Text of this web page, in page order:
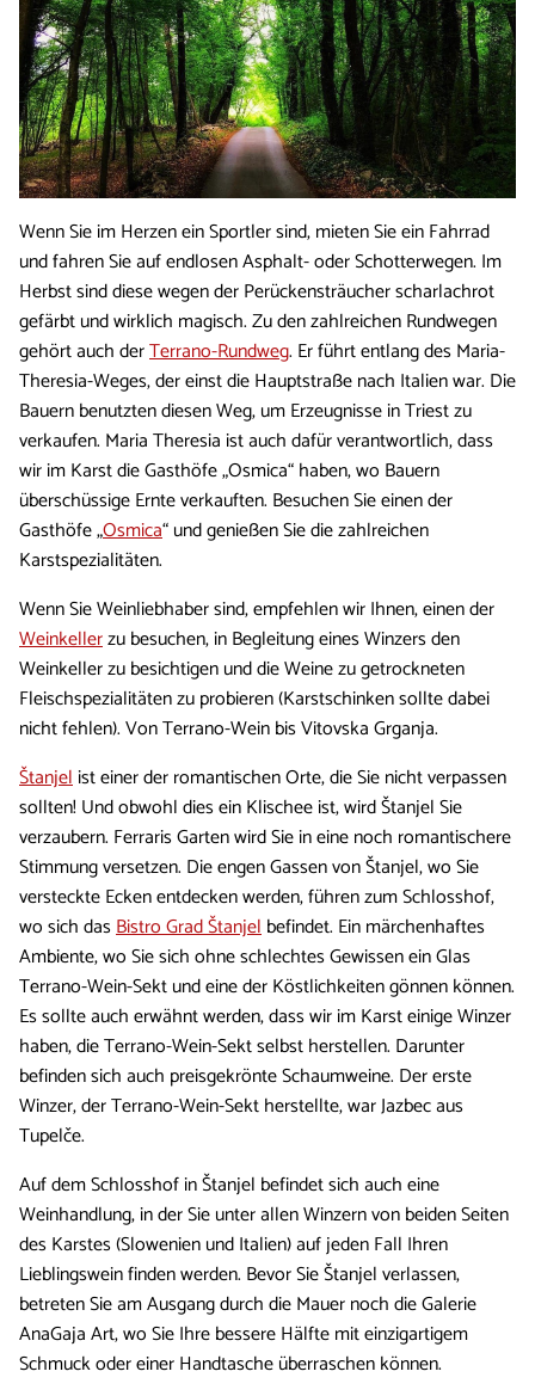
Wenn Sie im Herzen ein Sportler sind, mieten Sie ein Fahrrad
und fahren Sie auf endlosen Asphalt- oder Schotterwegen. Im
Herbst sind diese wegen der Perückensträucher scharlachrot
gefärbt und wirklich magisch. Zu den zahlreichen Rundwegen
gehört auch derTerrano-Rundweg. Er führt entlang des Maria-
Theresia-Weges, der einst die Hauptstraße nach Italien war. Die
Bauern benutzten diesen Weg, um Erzeugnisse in Triest zu
verkaufen. Maria Theresia ist auch dafür verantwortlich, dass
wir im Karst die Gasthöfe „Osmica“ haben, wo Bauern
überschüssige Ernte verkauften. Besuchen Sie einen der
Gasthöfe „Osmica“ und genießen Sie die zahlreichen
Karstspezialitäten.
Wenn Sie Weinliebhaber sind, empfehlen wir Ihnen, einen der
Weinkellerzu besuchen, in Begleitung eines Winzers den
Weinkeller zu besichtigen und die Weine zu getrockneten
Fleischspezialitäten zu probieren (Karstschinken sollte dabei
nicht fehlen). Von Terrano-Wein bis Vitovska Grganja.
Štanjelist einer der romantischen Orte, die Sie nicht verpassen
sollten! Und obwohl dies ein Klischee ist, wird Štanjel Sie
verzaubern. Ferraris Garten wird Sie in eine noch romantischere
Stimmung versetzen. Die engen Gassen von Štanjel, wo Sie
versteckte Ecken entdecken werden, führen zum Schlosshof,
wo sich dasBistro Grad Štanjelbefindet. Ein märchenhaftes
Ambiente, wo Sie sich ohne schlechtes Gewissen ein Glas
Terrano-Wein-Sekt und eine der Köstlichkeiten gönnen können.
Es sollte auch erwähnt werden, dass wir im Karst einige Winzer
haben, die Terrano-Wein-Sekt selbst herstellen. Darunter
befinden sich auch preisgekrönte Schaumweine. Der erste
Winzer, der Terrano-Wein-Sekt herstellte, war Jazbec aus
Tupelče.
Auf dem Schlosshof in Štanjel befindet sich auch eine
Weinhandlung, in der Sie unter allen Winzern von beiden Seiten
des Karstes (Slowenien und Italien) auf jeden Fall Ihren
Lieblingswein finden werden. Bevor Sie Štanjel verlassen,
betreten Sie am Ausgang durch die Mauer noch die Galerie
AnaGaja Art, wo Sie Ihre bessere Hälfte mit einzigartigem
Schmuck oder einer Handtasche überraschen können.